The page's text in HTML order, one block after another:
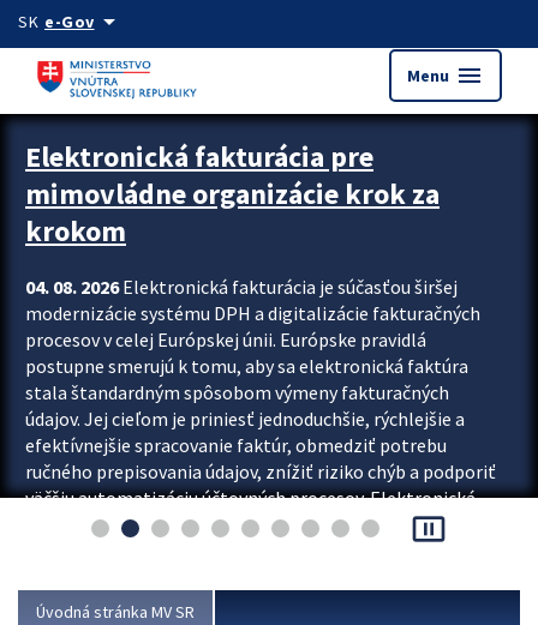
Preskocit na hlavný obsah
SK e-Govarrow_drop_down
Menu menu
Zastavit automatický posun upútavok
Elektronická fakturácia pre
mimovládne organizácie krok za
krokom
04. 08. 2026Elektronická fakturácia je súčasťou širšej
modernizácie systému DPH a digitalizácie fakturačných
procesov v celej Európskej únii. Európske pravidlá
postupne smerujú k tomu, aby sa elektronická faktúra
stala štandardným spôsobom výmeny fakturačných
údajov. Jej cieľom je priniesť jednoduchšie, rýchlejšie a
efektívnejšie spracovanie faktúr, obmedziť potrebu
ručného prepisovania údajov, znížiť riziko chýb a podporiť
väčšiu automatizáciu účtovných procesov. Elektronická
fakturácia preto nepredstavuje...
pause_presentation
Úvodná stránka MV SR